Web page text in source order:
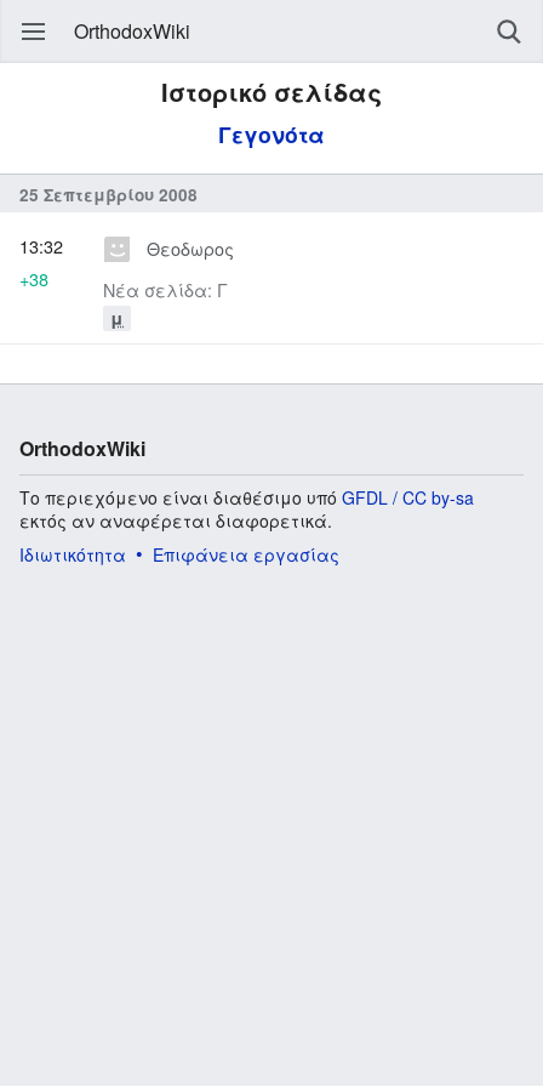
OrthodoxWiki
Ιστορικό σελίδας
Γεγονότα
25 Σεπτεμβρίου 2008
Θεοδωρος
Νέα σελίδα: Γ
μ
13:32
+38
OrthodoxWiki
Το περιεχόμενο είναι διαθέσιμο υπό GFDL / CC by-sa
εκτός αν αναφέρεται διαφορετικά.
Ιδιωτικότητα
Επιφάνεια εργασίας